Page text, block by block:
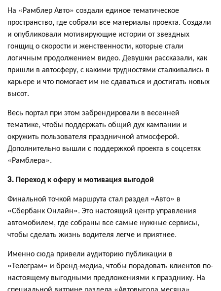
На «Рамблер Авто» создали единое тематическое
пространство, где собрали все материалы проекта. Создали
и опубликовали мотивирующие истории от звездных
гонщиц о скорости и женственности, которые стали
логичным продолжением видео. Девушки рассказали, как
пришли в автосферу, с какими трудностями сталкивались в
карьере и что помогает им не сдаваться и достигать новых
высот.
Весь портал при этом забрендировали в весенней
тематике, чтобы поддержать общий дух кампании и
окружить пользователя праздничной атмосферой.
Дополнительно вышли с поддержкой проекта в соцсетях
«Рамблера».
3. Переход к оферу и мотивация выгодой
Финальной точкой маршрута стал раздел «Авто» в
«Сбербанк Онлайн». Это настоящий центр управления
автомобилем, где собраны все самые нужные сервисы,
чтобы сделать жизнь водителя легче и приятнее.
Именно сюда привели аудиторию публикации в
«Телеграм» и бренд-медиа, чтобы порадовать клиентов по-
настоящему выгодными предложениями к празднику. На